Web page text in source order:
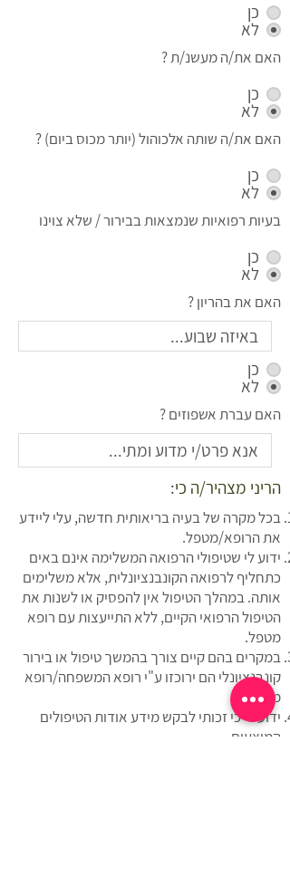
כן
לא
האם את/ה מעשנ/ת ?
כן
לא
האם את/ה שותה אלכוהול (יותר מכוס ביום) ?
כן
לא
בעיות רפואיות שנמצאות בבירור / שלא צוינו
כן
לא
האם את בהריון ?
כן
לא
האם עברת אשפוזים ?
הריני מצהיר/ה כי:
בכל מקרה של בעיה בריאותית חדשה, עלי ליידע
את הרופא/מטפל.
ידוע לי שטיפולי הרפואה המשלימה אינם באים
כתחליף לרפואה הקונבנציונלית, אלא משלימים
אותה. במהלך הטיפול אין להפסיק או לשנות את
הטיפול הרפואי הקיים, ללא התייעצות עם רופא
מטפל.
במקרים בהם קיים צורך בהמשך טיפול או בירור
קונבנציונלי הם ירוכזו ע"י רופא המשפחה/רופא
מטפל.
ידוע לי כי זכותי לבקש מידע אודות הטיפולים
המוצעים.